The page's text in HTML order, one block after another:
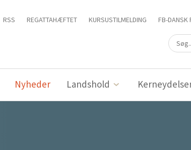
RSS REGATTAHÆFTET KURSUSTILMELDING FB-DANSK
Nyheder Landshold